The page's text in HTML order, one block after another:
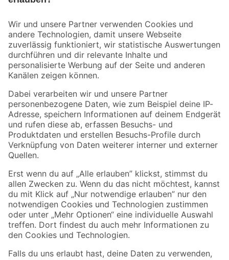
Der toom Newsletter: Keine Angebote und Aktionen mehr verpassen!
Zur Newsletter Anmeldung
Folge uns
Zahlungsarten Versandarten
Sicher einkaufen
Jetzt die toom-App herunterladen